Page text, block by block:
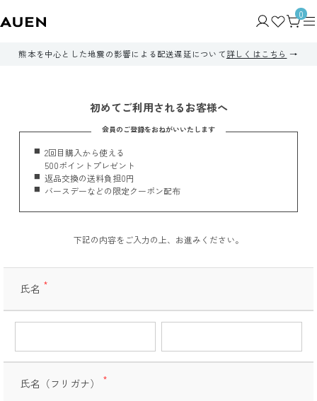
0
熊本を中心とした地震の影響による配送遅延について詳しくはこちら
初めてご利用されるお客様へ
会員のご登録をおねがいいたします
2回目購入から使える
500ポイントプレゼント
返品交換の送料負担0円
バースデーなどの限定クーポン配布
下記の内容をご入力の上、お進みください。
氏名
須)
氏名（フリガナ）